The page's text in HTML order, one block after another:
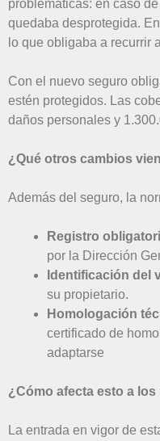
problemáticas: en caso
quedaba desprotegida.
lo que obligaba a recurrir
Con el nuevo seguro
estén protegidos. Las
daños personales y
¿Qué otros cambios
Además del seguro, la
Registro
por la Dirección
Identificación del
su propietario.
Homologación
certificado de
adaptarse
¿Cómo afecta esto a
La entrada en vigor de